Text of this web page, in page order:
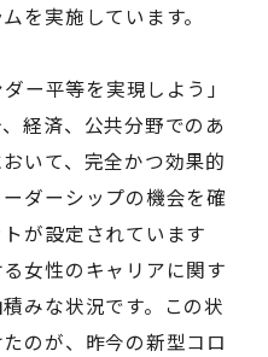
を実施しています。
ー平等を実現しよう」
経済、公共分野でのあ
いて、完全かつ効果的
ダーシップの機会を確
が設定されています
女性のキャリアに関す
みな状況です。この状
のが、昨今の新型コロ